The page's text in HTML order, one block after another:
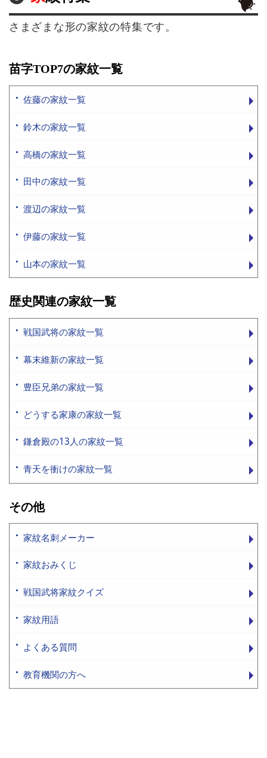
さまざまな形の家紋の特集です。
苗字TOP7の家紋一覧
佐藤の家紋一覧
鈴木の家紋一覧
高橋の家紋一覧
田中の家紋一覧
渡辺の家紋一覧
伊藤の家紋一覧
山本の家紋一覧
歴史関連の家紋一覧
戦国武将の家紋一覧
幕末維新の家紋一覧
豊臣兄弟の家紋一覧
どうする家康の家紋一覧
鎌倉殿の13人の家紋一覧
青天を衝けの家紋一覧
その他
家紋名刺メーカー
家紋おみくじ
戦国武将家紋クイズ
家紋用語
よくある質問
教育機関の方へ